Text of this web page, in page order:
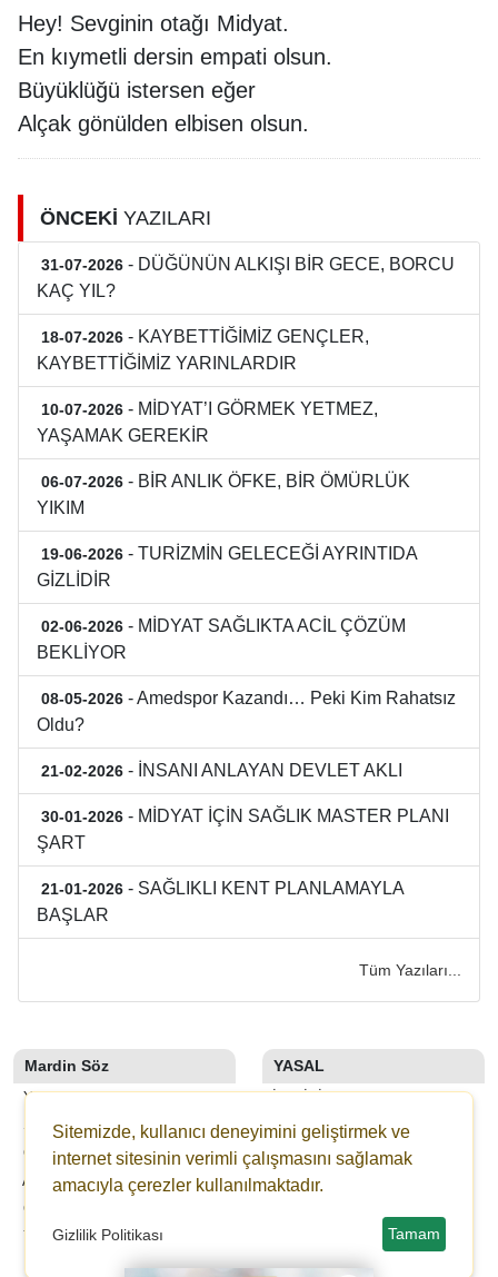
Hey! Sevginin otağı Midyat.
En kıymetli dersin empati olsun.
Büyüklüğü istersen eğer
Alçak gönülden elbisen olsun.
ÖNCEKİ YAZILARI
31-07-2026 - DÜĞÜNÜN ALKIŞI BİR GECE, BORCU
KAÇ YIL?
18-07-2026 - KAYBETTİĞİMİZ GENÇLER,
KAYBETTİĞİMİZ YARINLARDIR
10-07-2026 - MİDYAT’I GÖRMEK YETMEZ,
YAŞAMAK GEREKİR
06-07-2026 - BİR ANLIK ÖFKE, BİR ÖMÜRLÜK
YIKIM
19-06-2026 - TURİZMİN GELECEĞİ AYRINTIDA
GİZLİDİR
02-06-2026 - MİDYAT SAĞLIKTA ACİL ÇÖZÜM
BEKLİYOR
08-05-2026 - Amedspor Kazandı… Peki Kim Rahatsız
Oldu?
21-02-2026 - İNSANI ANLAYAN DEVLET AKLI
30-01-2026 - MİDYAT İÇİN SAĞLIK MASTER PLANI
ŞART
21-01-2026 - SAĞLIKLI KENT PLANLAMAYLA
BAŞLAR
Tüm Yazıları...
Mardin Söz
YAZARLAR
SON DAKİKA
GALERİLER
ANKETLER
GAZETELER
YOL TARIFI
YASAL
İLETIŞIM
KÜNYE
YAYIN İLKELERI
KURALLAR
KULLANICI SÖZLEŞMESI
VERI POLITIKASI
Sitemizde, kullanıcı deneyimini geliştirmek ve
internet sitesinin verimli çalışmasını sağlamak
amacıyla çerezler kullanılmaktadır.
Gizlilik Politikası Tamam